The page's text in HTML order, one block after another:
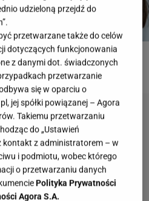
QUIZ
udzieloną przejdź do
przetwarzane także do celów
dotyczących funkcjonowania
z danymi dot. świadczonych
przetwarzanie
się w oparciu o
jej spółki powiązanej – Agora
Takiemu przetwarzaniu
do „Ustawień
kontakt z administratorem – w
i podmiotu, wobec którego
o przetwarzaniu danych
Polityka Prywatności
Agora S.A.